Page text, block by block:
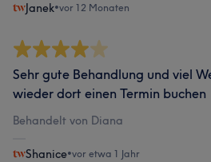
Janek•vor 12 Monaten
Sehr gute Behandlung und viel
wieder dort einen Termin buchen
Behandelt von Diana
Shanice•vor etwa 1 Jahr